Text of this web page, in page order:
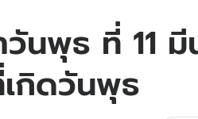
ไทย นพุธ ที่ 11 มี
กิดวันพุธ